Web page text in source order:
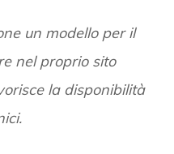
un modello per il
nel proprio sito
la disponibilità